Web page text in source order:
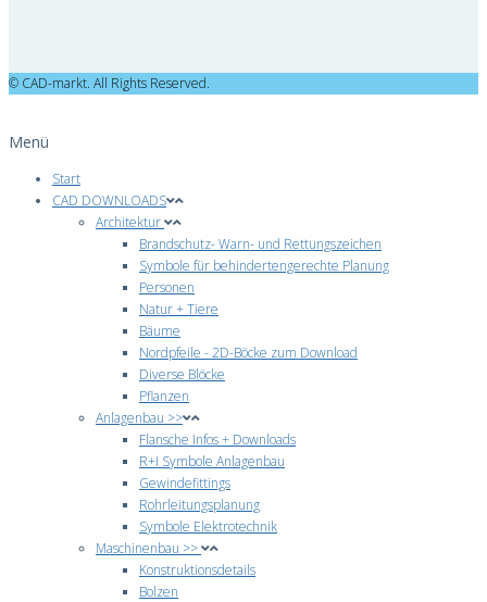
© CAD-markt. All Rights Reserved.
Menü
Start
CAD DOWNLOADS
Architektur
Brandschutz- Warn- und Rettungszeichen
Symbole für behindertengerechte Planung
Personen
Natur + Tiere
Bäume
Nordpfeile - 2D-Böcke zum Download
Diverse Blöcke
Pflanzen
Anlagenbau >>
Flansche Infos + Downloads
R+I Symbole Anlagenbau
Gewindefittings
Rohrleitungsplanung
Symbole Elektrotechnik
Maschinenbau >>
Konstruktionsdetails
Bolzen